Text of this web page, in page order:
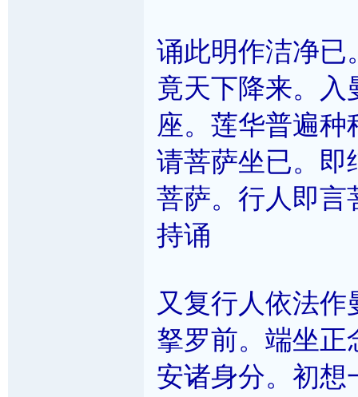
诵此明作洁净已
竟天下降来。入
座。莲华普遍
请菩萨坐已。即
菩萨。行人即言
持诵
又复行人依法
拏罗前。端坐正
安诸身分。初想